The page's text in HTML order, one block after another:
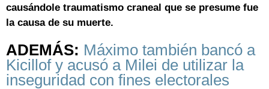
causándole traumatismo craneal que se presume fue
la causa de su muerte.
ADEMÁS: Máximo también bancó a
Kicillof y acusó a Milei de utilizar la
inseguridad con fines electorales